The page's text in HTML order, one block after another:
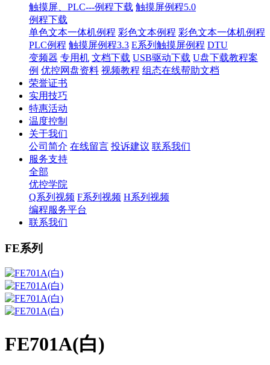
触摸屏、PLC---例程下载 触摸屏例程5.0
例程下载
单色文本一体机例程 彩色文本例程 彩色文本一体机例程
PLC例程 触摸屏例程3.3 E系列触摸屏例程 DTU
变频器 专用机 文档下载 USB驱动下载 U盘下载教程案
例 优控网盘资料 视频教程 组态在线帮助文档
荣誉证书
实用技巧
特惠活动
温度控制
关于我们
公司简介 在线留言 投诉建议 联系我们
服务支持
全部
优控学院
Q系列视频 F系列视频 H系列视频
编程服务平台
联系我们
FE系列
FE701A(白)